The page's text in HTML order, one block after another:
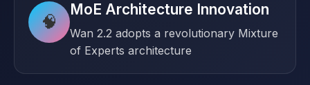
🧠
MoE Architecture Innovation
Wan 2.2 adopts a revolutionary Mixture
of Experts architecture